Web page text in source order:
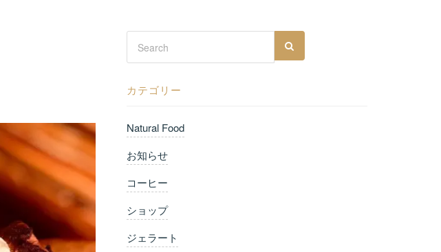
カテゴリー
Natural Food
お知らせ
コーヒー
ショップ
ジェラート